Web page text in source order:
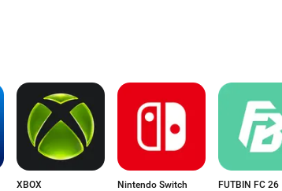
XBOX
Nintendo Switch
FUTBIN FC 26